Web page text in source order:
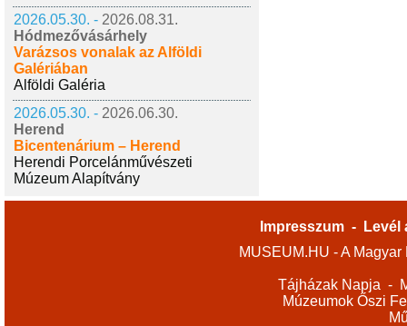
2026.05.30. - 2026.08.31.
Hódmezővásárhely
Varázsos vonalak az Alföldi
Galériában
Alföldi Galéria
2026.05.30. - 2026.06.30.
Herend
Bicentenárium – Herend
Herendi Porcelánművészeti
Múzeum Alapítvány
Impresszum -
Levél
MUSEUM.HU - A
Tájházak Napja -
Múzeumok Őszi